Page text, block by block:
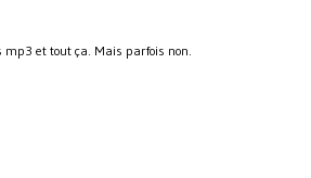
mp3 et tout ça. Mais parfois non.